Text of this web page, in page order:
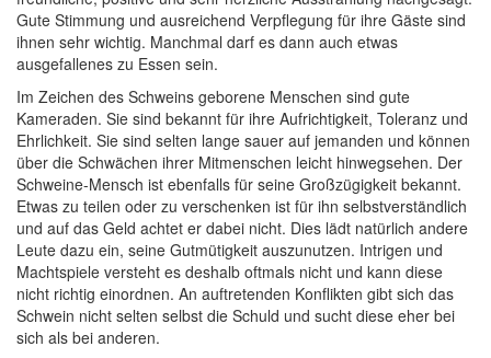
Gute Stimmung und ausreichend Verpflegung für ihre Gäste sind
ihnen sehr wichtig. Manchmal darf es dann auch etwas
ausgefallenes zu Essen sein.
Im Zeichen des Schweins geborene Menschen sind gute
Kameraden. Sie sind bekannt für ihre Aufrichtigkeit, Toleranz und
Ehrlichkeit. Sie sind selten lange sauer auf jemanden und können
über die Schwächen ihrer Mitmenschen leicht hinwegsehen. Der
Schweine-Mensch ist ebenfalls für seine Großzügigkeit bekannt.
Etwas zu teilen oder zu verschenken ist für ihn selbstverständlich
und auf das Geld achtet er dabei nicht. Dies lädt natürlich andere
Leute dazu ein, seine Gutmütigkeit auszunutzen. Intrigen und
Machtspiele versteht es deshalb oftmals nicht und kann diese
nicht richtig einordnen. An auftretenden Konflikten gibt sich das
Schwein nicht selten selbst die Schuld und sucht diese eher bei
sich als bei anderen.